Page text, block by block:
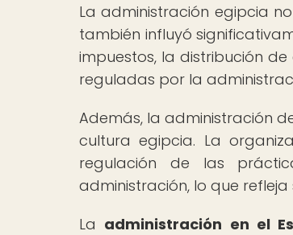
La administración egipcia
también influyó
impuestos, la distribución
reguladas por la
Además, la administración
cultura egipcia. La
regulación de las
administración, lo que
La administración en el